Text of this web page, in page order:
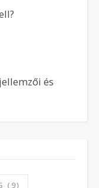
és
(9)